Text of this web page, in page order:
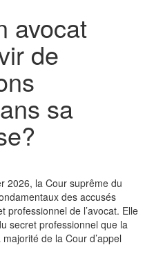
avocat
de
sa
2026, la Cour suprême du
des accusés
professionnel de l’avocat. Elle
secret professionnel que la
de la Cour d’appel